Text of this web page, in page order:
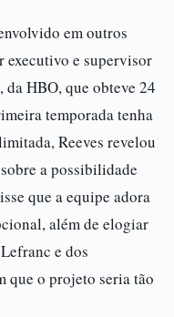
em outros
executivo e supervisor
HBO, que obteve 24
temporada tenha
Reeves revelou
a possibilidade
que a equipe adora
além de elogiar
e dos
que o projeto seria tão